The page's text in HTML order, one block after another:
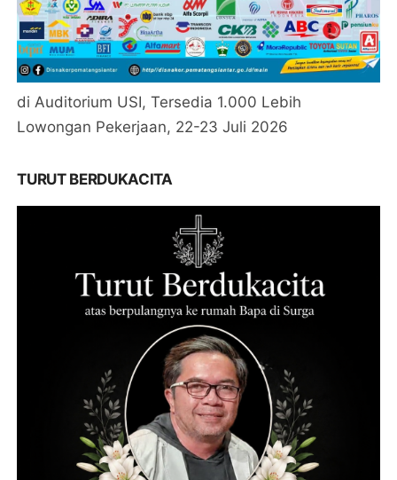
di Auditorium USI, Tersedia 1.000 Lebih
Lowongan Pekerjaan, 22-23 Juli 2026
TURUT BERDUKACITA